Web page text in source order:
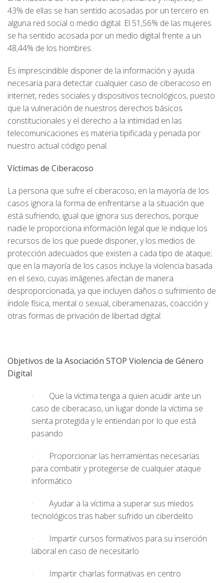
43% de ellas se han sentido acosadas por un tercero en
alguna red social o medio digital. El 51,56% de las mujeres
se ha sentido acosada por un medio digital frente a un
48,44% de los hombres.
Es imprescindible disponer de la información y ayuda
necesaria para detectar cualquier caso de ciberacoso en
internet, redes sociales y dispositivos tecnológicos, puesto
que la vulneración de nuestros derechos básicos
constitucionales y el derecho a la intimidad en las
telecomunicaciones es materia tipificada y penada por
nuestro actual código penal.
Víctimas de Ciberacoso
La persona que sufre el ciberacoso, en la mayoría de los
casos ignora la forma de enfrentarse a la situación que
está sufriendo, igual que ignora sus derechos, porque
nadie le proporciona información legal que le indique los
recursos de los que puede disponer, y los medios de
protección adecuados que existen a cada tipo de ataque;
que en la mayoría de los casos incluye la violencia basada
en el sexo, cuyas imágenes afectan de manera
desproporcionada, ya que incluyen daños o sufrimiento de
índole física, mental o sexual, ciberamenazas, coacción y
otras formas de privación de libertad digital.
Objetivos de la Asociación STOP Violencia de Género
Digital
· Que la víctima tenga a quien acudir ante un
caso de ciberacaso, un lugar donde la víctima se
sienta protegida y le entiendan por lo que está
pasando
· Proporcionar las herramientas necesarias
para combatir y protegerse de cualquier ataque
informático
· Ayudar a la víctima a superar sus miedos
tecnológicos tras haber sufrido un ciberdelito
· Impartir cursos formativos para su inserción
laboral en caso de necesitarlo
· Impartir charlas formativas en centro